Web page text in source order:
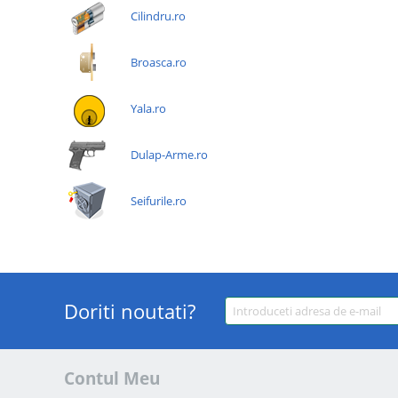
Cilindru.ro
Broasca.ro
Yala.ro
Dulap-Arme.ro
Seifurile.ro
Doriti noutati?
Contul Meu